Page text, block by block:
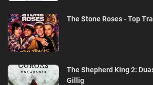
The Stone Roses - Top
The Shepherd King 2:
Gillig